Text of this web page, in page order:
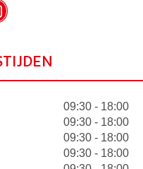
09:30 - 18:00
09:30 - 18:00
09:30 - 18:00
09:30 - 18:00